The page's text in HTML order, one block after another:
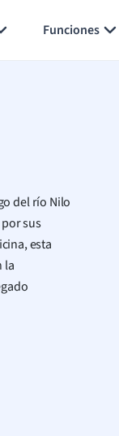
Funciones
del río Nilo
sus
esta
la